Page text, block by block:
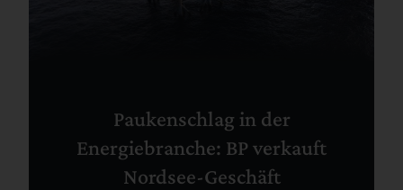
Paukenschlag in der
Energiebranche: BP verkauft
Nordsee-Geschäft